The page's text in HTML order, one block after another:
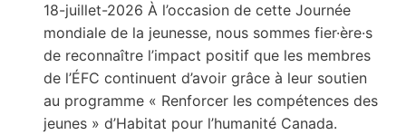
18-juillet-2026 À l’occasion de cette Journée
mondiale de la jeunesse, nous sommes fier·ère·s
de reconnaître l’impact positif que les membres
de l’ÉFC continuent d’avoir grâce à leur soutien
au programme « Renforcer les compétences des
jeunes » d’Habitat pour l’humanité Canada.